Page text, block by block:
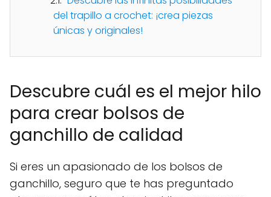
del trapillo a crochet: ¡crea piezas
únicas y originales!
Descubre cuál es el mejor hilo
para crear bolsos de
ganchillo de calidad
Si eres un apasionado de los bolsos de
ganchillo, seguro que te has preguntado